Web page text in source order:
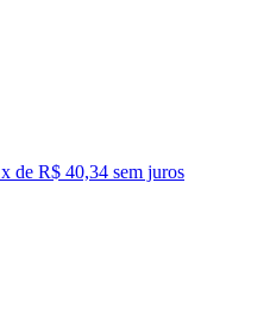
x de R$ 40,34 sem juros